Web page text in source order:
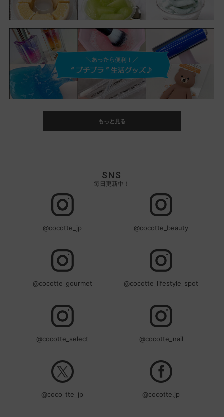
もっと見る
SNS
毎日更新中！
@cocotte_jp @cocotte_beauty
@cocotte_gourmet @cocotte_lifestyle_spot
@cocotte_select @cocotte_nail
@coco_tte_jp @cocotte.jp